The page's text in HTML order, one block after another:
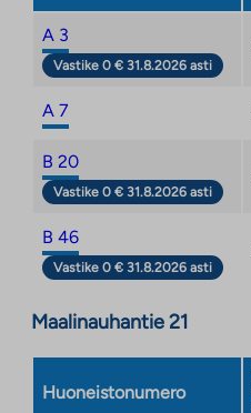
A 3
Vastike 0 € 31.8.2026 asti
A 7
B 20
Vastike 0 € 31.8.2026 asti
B 46
Vastike 0 € 31.8.2026 asti
Maalinauhantie 21
Huoneistonumero